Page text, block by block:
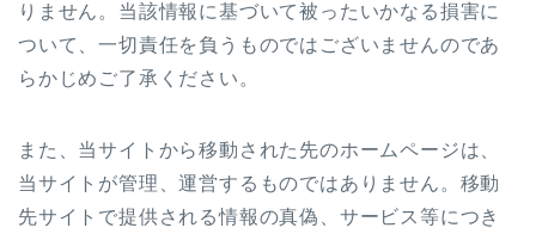
りません。当該情報に基づいて被ったいかなる損害に
ついて、一切責任を負うものではございませんのであ
らかじめご了承ください。
また、当サイトから移動された先のホームページは、
当サイトが管理、運営するものではありません。移動
先サイトで提供される情報の真偽、サービス等につき